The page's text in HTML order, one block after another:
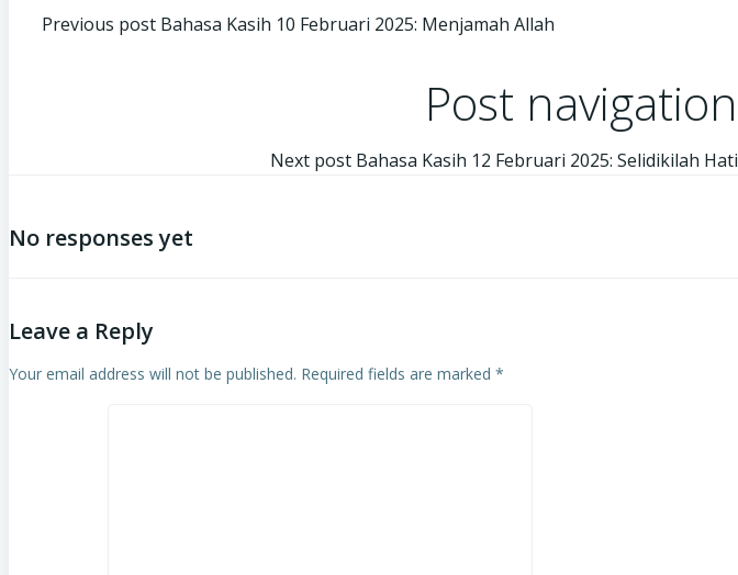
Previous post Bahasa Kasih 10 Februari 2025: Menjamah Allah
Post navigation
Next post Bahasa Kasih 12 Februari 2025: Selidikilah Hati
No responses yet
Leave a Reply
Your email address will not be published. Required fields are marked *